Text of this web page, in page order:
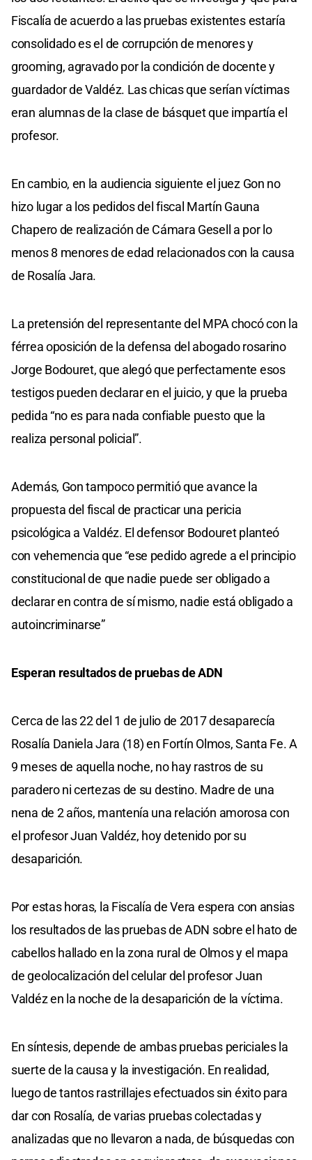
Fiscalía de acuerdo a las pruebas existentes estaría
consolidado es el de corrupción de menores y
grooming, agravado por la condición de docente y
guardador de Valdéz. Las chicas que serían víctimas
eran alumnas de la clase de básquet que impartía el
profesor.
En cambio, en la audiencia siguiente el juez Gon no
hizo lugar a los pedidos del fiscal Martín Gauna
Chapero de realización de Cámara Gesell a por lo
menos 8 menores de edad relacionados con la causa
de Rosalía Jara.
La pretensión del representante del MPA chocó con la
férrea oposición de la defensa del abogado rosarino
Jorge Bodouret, que alegó que perfectamente esos
testigos pueden declarar en el juicio, y que la prueba
pedida “no es para nada confiable puesto que la
realiza personal policial”.
Además, Gon tampoco permitió que avance la
propuesta del fiscal de practicar una pericia
psicológica a Valdéz. El defensor Bodouret planteó
con vehemencia que “ese pedido agrede a el principio
constitucional de que nadie puede ser obligado a
declarar en contra de sí mismo, nadie está obligado a
autoincriminarse”
Esperan resultados de pruebas de ADN
Cerca de las 22 del 1 de julio de 2017 desaparecía
Rosalía Daniela Jara (18) en Fortín Olmos, Santa Fe. A
9 meses de aquella noche, no hay rastros de su
paradero ni certezas de su destino. Madre de una
nena de 2 años, mantenía una relación amorosa con
el profesor Juan Valdéz, hoy detenido por su
desaparición.
Por estas horas, la Fiscalía de Vera espera con ansias
los resultados de las pruebas de ADN sobre el hato de
cabellos hallado en la zona rural de Olmos y el mapa
de geolocalización del celular del profesor Juan
Valdéz en la noche de la desaparición de la víctima.
En síntesis, depende de ambas pruebas periciales la
suerte de la causa y la investigación. En realidad,
luego de tantos rastrillajes efectuados sin éxito para
dar con Rosalía, de varias pruebas colectadas y
analizadas que no llevaron a nada, de búsquedas con